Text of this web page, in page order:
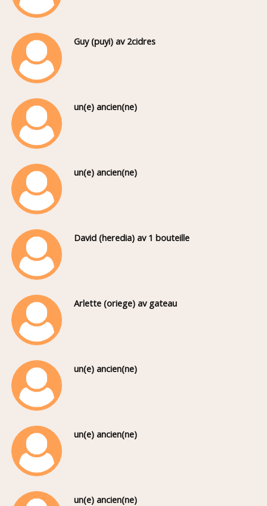
Guy (puyi) av 2cidres
un(e) ancien(ne)
un(e) ancien(ne)
David (heredia) av 1 bouteille
Arlette (oriege) av gateau
un(e) ancien(ne)
un(e) ancien(ne)
un(e) ancien(ne)